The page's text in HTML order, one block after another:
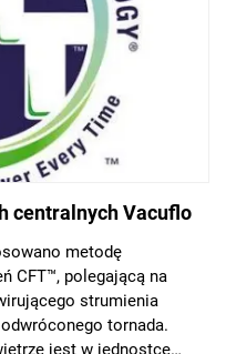
centralnych Vacuflo
metodę
CFT™, polegającą na
strumienia
tornada.
jest w jednostce